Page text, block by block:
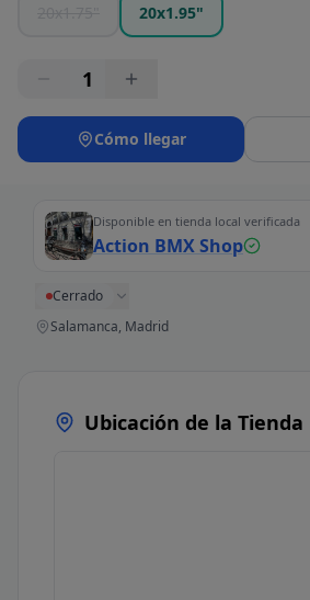
20x1.95"
1
Cómo llegar
Disponible en tienda local verificada
Action BMX Shop
Cerrado
Salamanca, Madrid
Ubicación de la Tienda